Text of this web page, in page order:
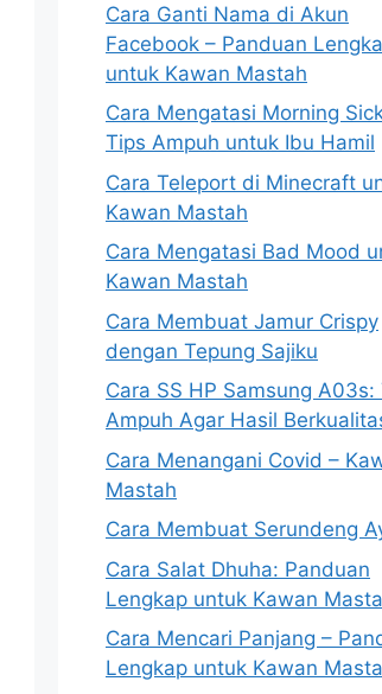
Cara Ganti Nama di Akun
Facebook – Panduan
untuk Kawan Mastah
Cara Mengatasi Morning
Tips Ampuh untuk Ibu Hamil
Cara Teleport di Minecraft
Kawan Mastah
Cara Mengatasi Bad Mood
Kawan Mastah
Cara Membuat Jamur Crispy
dengan Tepung Sajiku
Cara SS HP Samsung A03s:
Ampuh Agar Hasil
Cara Menangani Covid –
Mastah
Cara Membuat Serundeng
Cara Salat Dhuha: Panduan
Lengkap untuk Kawan
Cara Mencari Panjang –
Lengkap untuk Kawan